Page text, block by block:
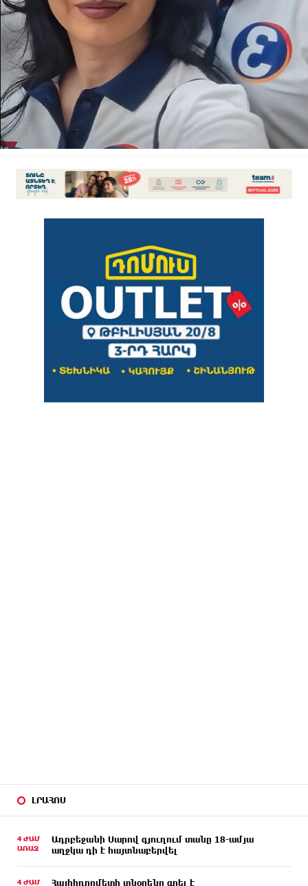
ԼՐԱՀՈՍ
4 ԺԱՄ
ԱՌԱՋ
Ադրբեջանի Սարով գյուղում տանը 18-ամյա
աղջկա դի է հայտնաբերվել
4 ԺԱՄ
Հայհիդրոմետի տնօրենը գրել է